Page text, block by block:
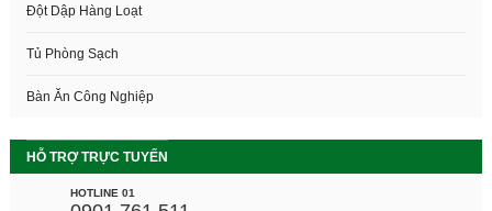
Đột Dập Hàng Loạt
Tủ Phòng Sạch
Bàn Ăn Công Nghiệp
HỖ TRỢ TRỰC TUYẾN
HOTLINE 01